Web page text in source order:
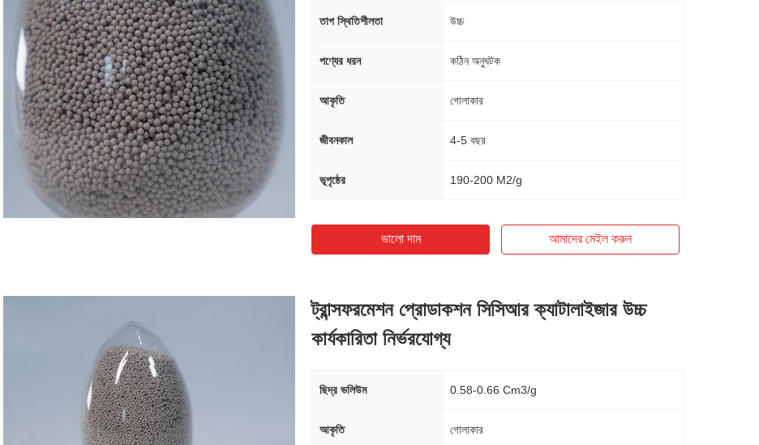
তাপ স্থিতিশীলতা উচ্চ
পণ্যের ধরন কঠিন অনুঘটক
আকৃতি গোলাকার
জীবনকাল 4-5 বছর
ভূপৃষ্ঠের 190-200 M2/g
ভালো দাম আমাদের মেইল ​​করুন
ট্রান্সফরমেশন প্রোডাকশন সিসিআর ক্যাটালাইজার উচ্চ
কার্যকারিতা নির্ভরযোগ্য
ছিদ্র ভলিউম 0.58-0.66 Cm3/g
আকৃতি গোলাকার